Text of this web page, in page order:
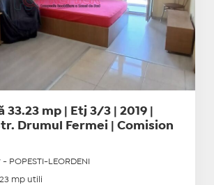
33.23 mp | Etj 3/3 | 2019 |
Drumul Fermei | Comision
LEORDENI
mp utili